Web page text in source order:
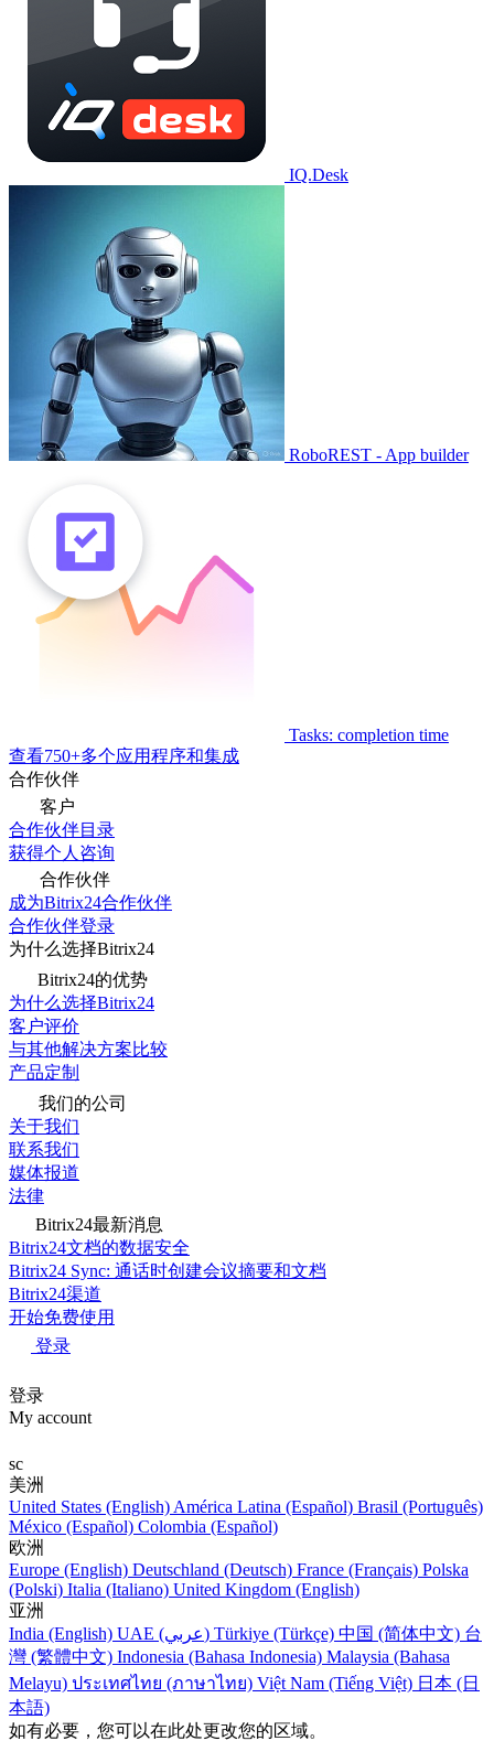
IQ.Desk
RoboREST - App builder
Tasks: completion time
查看750+多个应用程序和集成
合作伙伴
客户
合作伙伴目录
获得个人咨询
合作伙伴
成为Bitrix24合作伙伴
合作伙伴登录
为什么选择Bitrix24
Bitrix24的优势
为什么选择Bitrix24
客户评价
与其他解决方案比较
产品定制
我们的公司
关于我们
联系我们
媒体报道
法律
Bitrix24最新消息
Bitrix24文档的数据安全
Bitrix24 Sync: 通话时创建会议摘要和文档
Bitrix24渠道
开始免费使用
登录
登录
My account
sc
美洲
United States (English) América Latina (Español) Brasil (Português)
México (Español) Colombia (Español)
欧洲
Europe (English) Deutschland (Deutsch) France (Français) Polska
(Polski) Italia (Italiano) United Kingdom (English)
亚洲
India (English)
UAE (عربي) Türkiye (Türkçe) 中国 (简体中文) 台
灣 (繁體中文) Indonesia (Bahasa Indonesia) Malaysia (Bahasa
Melayu) ประเทศไทย (ภาษาไทย) Việt Nam (Tiếng Việt) 日本 (日
本語)
如有必要，您可以在此处更改您的区域。